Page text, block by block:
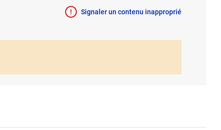
Signaler un contenu inapproprié